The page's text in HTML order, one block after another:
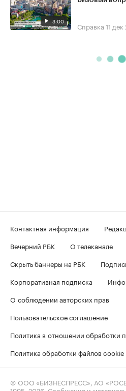
3:00 Справка 11
Контактная информация
Вечерний РБК
О телеканале
Скрыть баннеры на РБК
Корпоративная подписка
О соблюдении авторских прав
Пользовательское соглашение
Политика в отношении обработки
Политика обработки файлов cookie
© ООО «БИЗНЕСПРЕСС», АО